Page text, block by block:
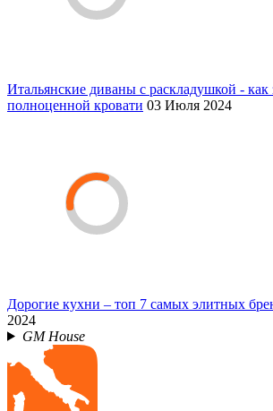
Итальянские диваны с раскладушкой - как
полноценной кровати 03 Июля 2024
Дорогие кухни – топ 7 самых элитных
2024
GM House